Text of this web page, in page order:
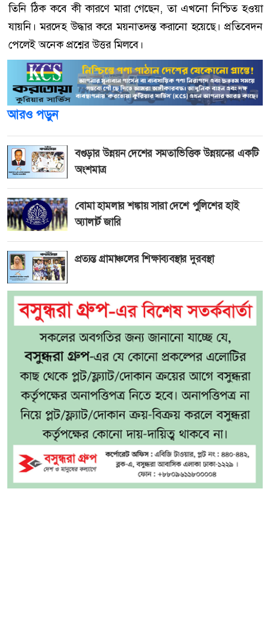
তিনি ঠিক কবে কী কারণে মারা গেছেন, তা এখনো নিশ্চিত হওয়া
যায়নি। মরদেহ উদ্ধার করে ময়নাতদন্ত করানো হয়েছে। প্রতিবেদন
পেলেই অনেক প্রশ্নের উত্তর মিলবে।
আরও পড়ুন
বগুড়ার উন্নয়ন দেশের সমতাভিত্তিক উন্নয়নের একটি
অংশমাত্র
বোমা হামলার শঙ্কায় সারা দেশে পুলিশের হাই
অ্যালার্ট জারি
প্রত্যন্ত গ্রামাঞ্চলের শিক্ষাব্যবস্থার দুরবস্থা